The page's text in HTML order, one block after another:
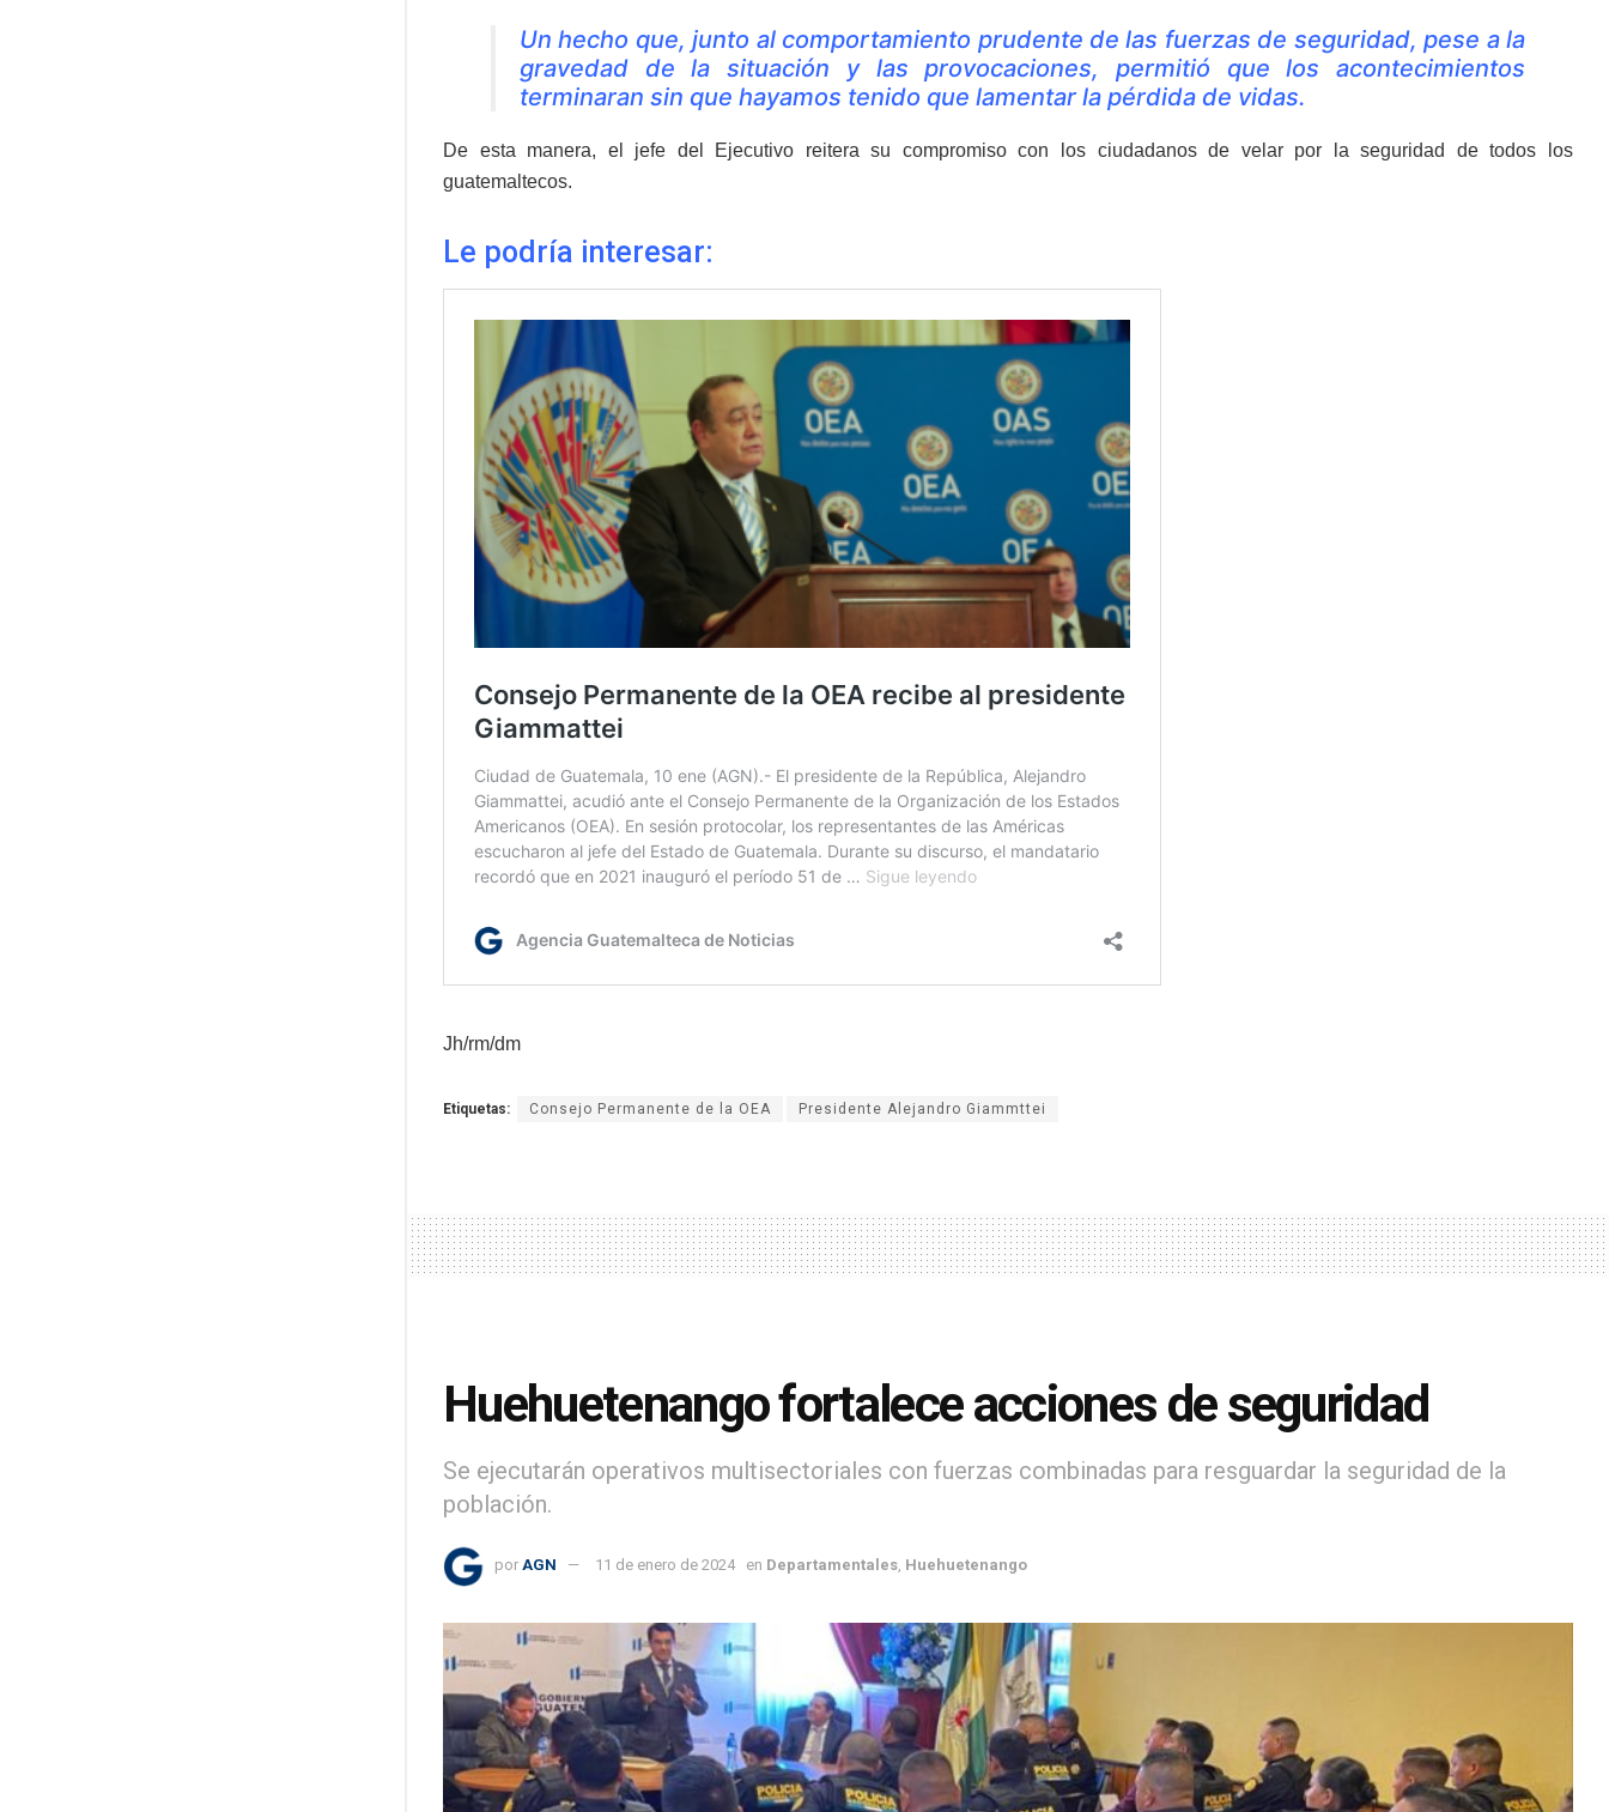
Un hecho que, junto al comportamiento prudente de las fuerzas de seguridad, pese a la
gravedad de la situación y las provocaciones, permitió que los acontecimientos
terminaran sin que hayamos tenido que lamentar la pérdida de vidas.
De esta manera, el jefe del Ejecutivo reitera su compromiso con los ciudadanos de velar por la seguridad de todos los
guatemaltecos.
Le podría interesar:
Jh/rm/dm
Etiquetas: Consejo Permanente de la OEA Presidente Alejandro Giammttei
Huehuetenango fortalece acciones de seguridad
Se ejecutarán operativos multisectoriales con fuerzas combinadas para resguardar la seguridad de la
población.
por AGN 11 de enero de 2024 en Departamentales Huehuetenango